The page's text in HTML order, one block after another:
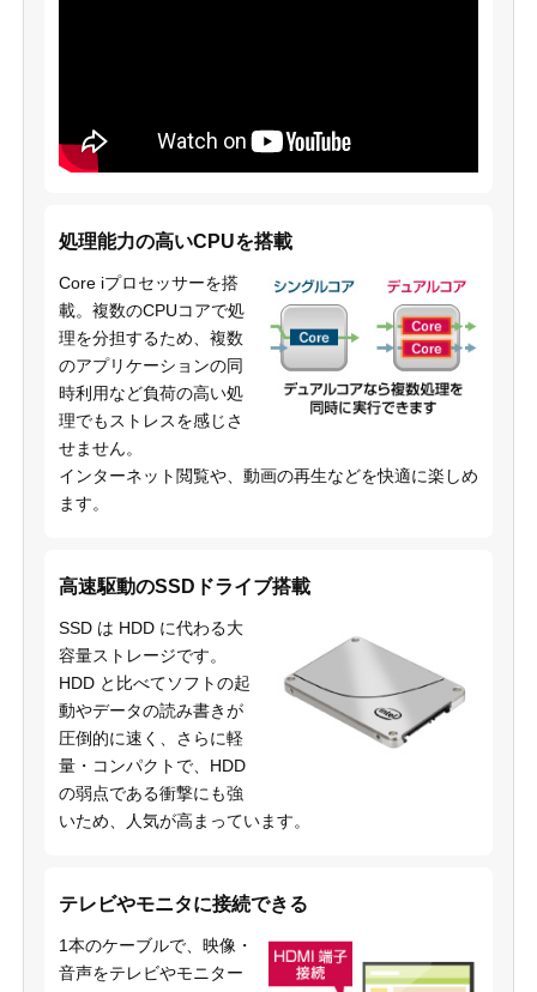
処理能力の高いCPUを搭載
Core iプロセッサーを搭
載。複数のCPUコアで処
理を分担するため、複数
のアプリケーションの同
時利用など負荷の高い処
理でもストレスを感じさ
せません。
インターネット閲覧や、動画の再生などを快適に楽しめ
ます。
高速駆動のSSDドライブ搭載
SSD は HDD に代わる大
容量ストレージです。
HDD と比べてソフトの起
動やデータの読み書きが
圧倒的に速く、さらに軽
量・コンパクトで、HDD
の弱点である衝撃にも強
いため、人気が高まっています。
テレビやモニタに接続できる
1本のケーブルで、映像・
音声をテレビやモニター